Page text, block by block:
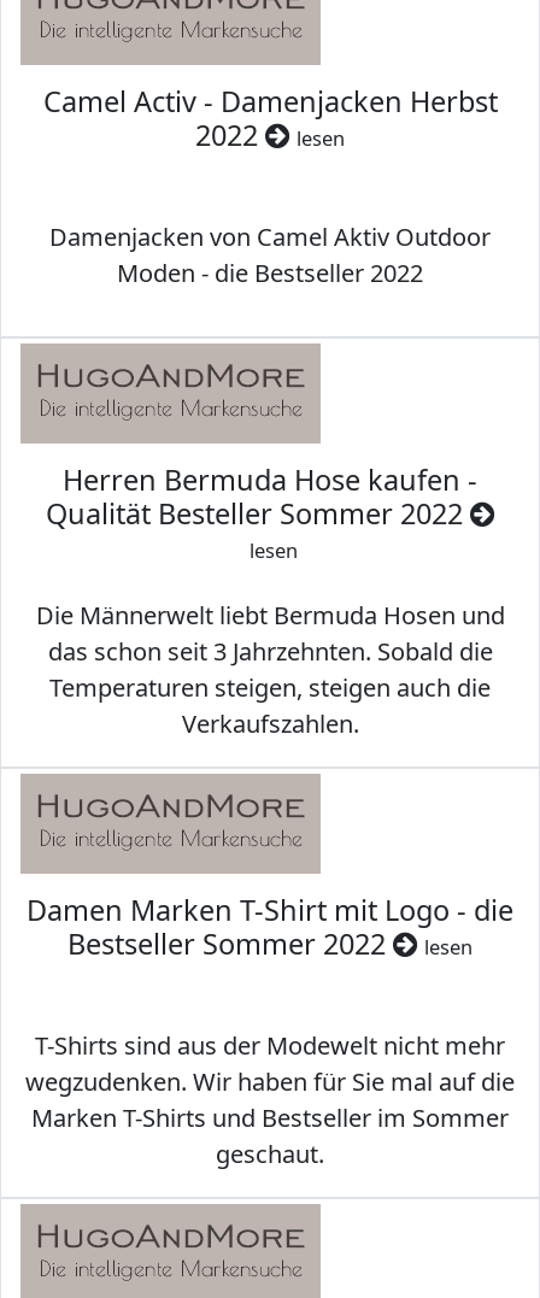
Camel Activ - Damenjacken Herbst
2022
lesen
Damenjacken von Camel Aktiv Outdoor
Moden - die Bestseller 2022
Herren Bermuda Hose kaufen -
Qualität Besteller Sommer 2022
lesen
Die Männerwelt liebt Bermuda Hosen und
das schon seit 3 Jahrzehnten. Sobald die
Temperaturen steigen, steigen auch die
Verkaufszahlen.
Damen Marken T-Shirt mit Logo - die
Bestseller Sommer 2022
lesen
T-Shirts sind aus der Modewelt nicht mehr
wegzudenken. Wir haben für Sie mal auf die
Marken T-Shirts und Bestseller im Sommer
geschaut.